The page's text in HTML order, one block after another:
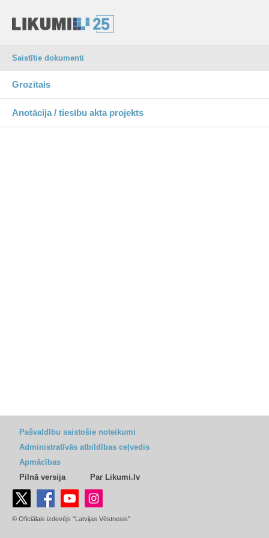
Saistītie dokumenti
Grozītais
Anotācija / tiesību akta projekts
Pašvaldību saistošie noteikumi
Administratīvās atbildības ceļvedis
Apmācības
Pilnā versija
Par Likumi.lv
© Oficiālais izdevējs "Latvijas Vēstnesis"